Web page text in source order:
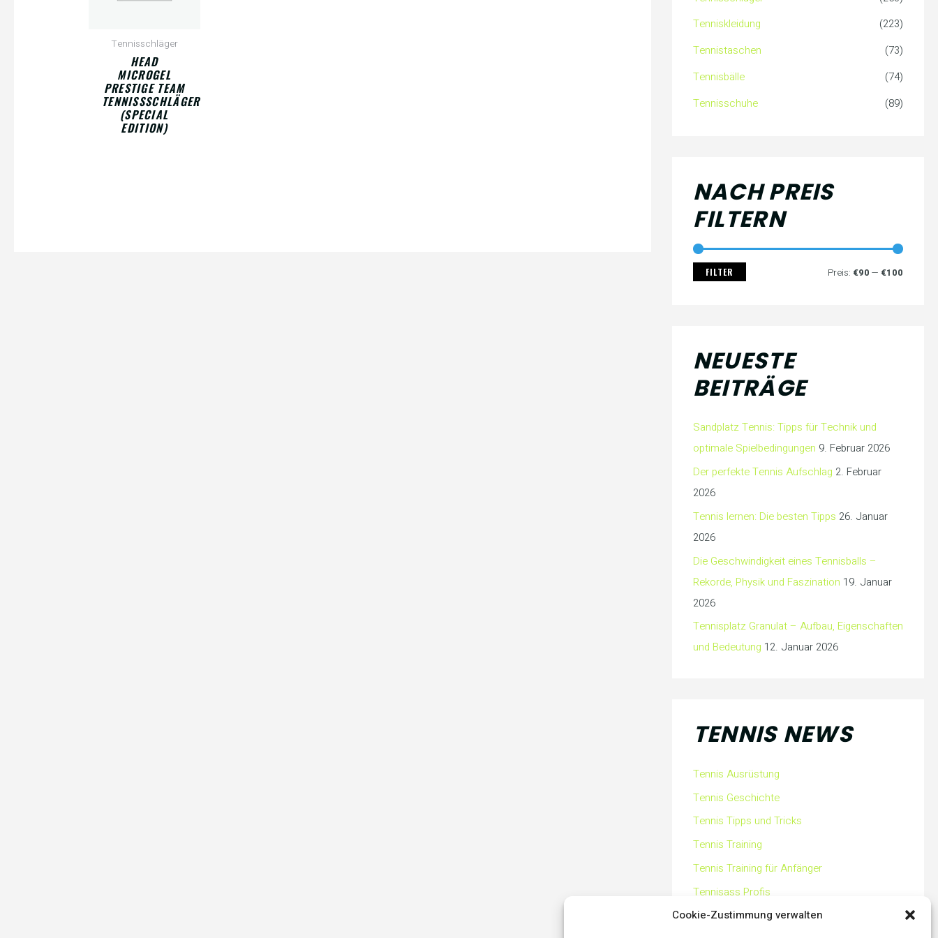
Cookie-Zustimmung verwalten
Tennisschläger
HEAD
MICROGEL
PRESTIGE TEAM
TENNISSSCHLÄGER
(SPECIAL
EDITION)
c
h
:
Tenniskleidung
(223)
Tennistaschen
(73)
Tennisbälle
(74)
Tennisschuhe
(89)
NACH PREIS
FILTERN
FILTER Preis: €90 — €100
NEUESTE
BEITRÄGE
Sandplatz Tennis: Tipps für Technik und
optimale Spielbedingungen 9. Februar 2026
Der perfekte Tennis Aufschlag 2. Februar
2026
Tennis lernen: Die besten Tipps 26. Januar
2026
Die Geschwindigkeit eines Tennisballs –
Rekorde, Physik und Faszination 19. Januar
2026
Tennisplatz Granulat – Aufbau, Eigenschaften
und Bedeutung 12. Januar 2026
TENNIS NEWS
Tennis Ausrüstung
Tennis Geschichte
Tennis Tipps und Tricks
Tennis Training
Tennis Training für Anfänger
Tennisass Profis
Tennisbälle